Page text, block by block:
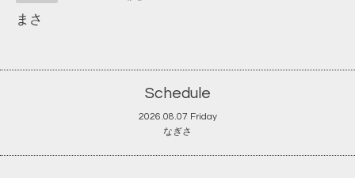
まさ
Schedule
2026.08.07 Friday
なぎさ